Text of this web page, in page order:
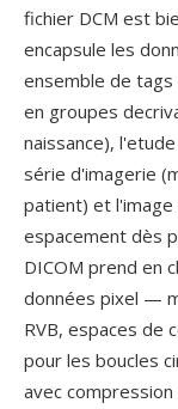
fichier DCM est
encapsule les
ensemble de
en groupes
naissance),
série d'imagerie
patient) et
espacement dès
DICOM prend en
données pixel —
RVB, espaces de
pour les boucles
avec compression